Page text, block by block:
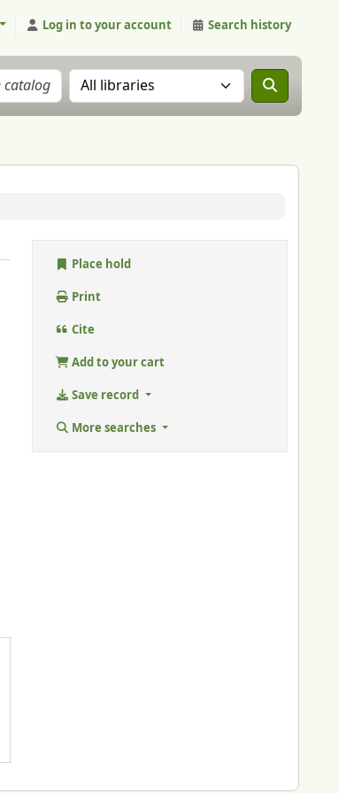
Log in to your account Search history
Search the catalog in:
Place hold
Print
Cite
Add to your cart
Save record
More searches